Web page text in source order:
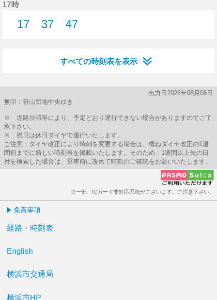
17時
17
37
47
すべての時刻表を表示
出力日2026年08月06日
無印：笹山団地中央ゆき
※ 道路渋滞等により、予定どおり運行できない場合がありますのでご了
承下さい。
※ 祝日は休日ダイヤで運行いたします。
ご注意：ダイヤ改正により時刻を変更する場合は、概ねダイヤ改正の1週
間前までに新しい時刻表を掲載いたします。そのため、1週間以上先の日
付を検索した場合は、乗車前に改めて時刻のご確認をお願いいたします。
※一部、ICカード非対応系統がございます。ご注意下さい。
免責事項
経路・時刻表
English
横浜市交通局
横浜市HP